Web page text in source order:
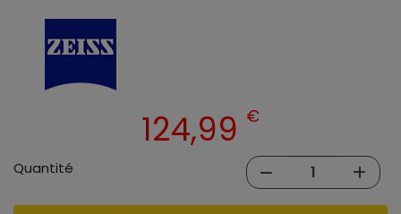
124,99 €
Quantité